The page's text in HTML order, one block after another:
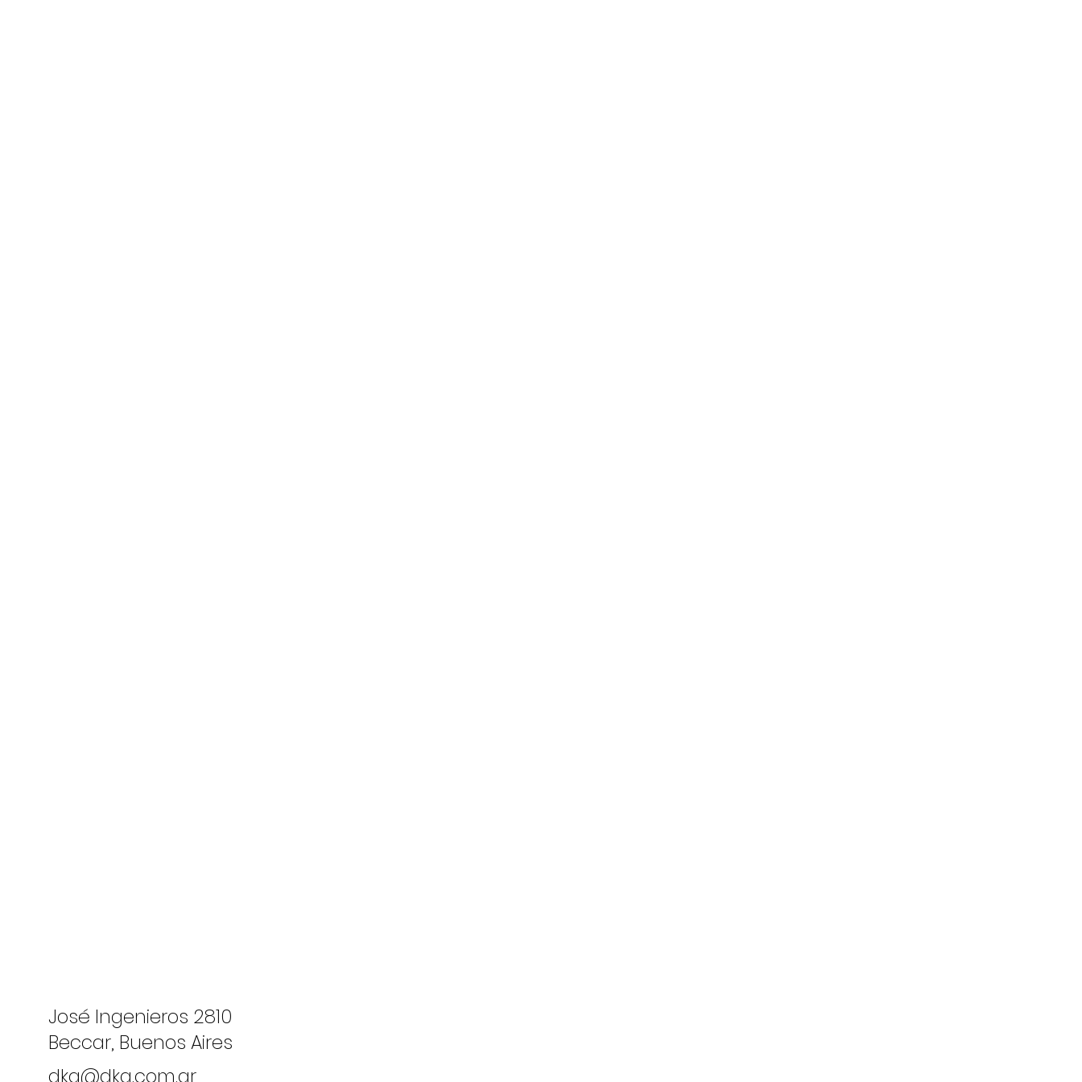
José Ingenieros 2810
Beccar, Buenos Aires
dka@dka.com.ar